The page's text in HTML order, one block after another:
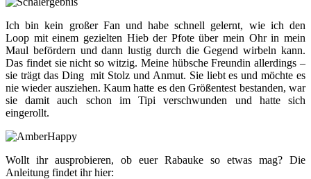
Ich bin kein großer Fan und habe schnell gelernt, wie ich den
Loop mit einem gezielten Hieb der Pfote über mein Ohr in mein
Maul befördern und dann lustig durch die Gegend wirbeln kann.
Das findet sie nicht so witzig. Meine hübsche Freundin allerdings –
sie trägt das Ding mit Stolz und Anmut. Sie liebt es und möchte es
nie wieder ausziehen. Kaum hatte es den Größentest bestanden, war
sie damit auch schon im Tipi verschwunden und hatte sich
eingerollt.
Wollt ihr ausprobieren, ob euer Rabauke so etwas mag? Die
Anleitung findet ihr hier: